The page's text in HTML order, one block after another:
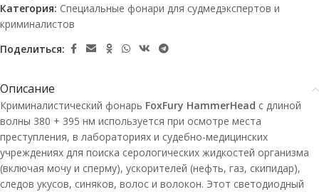
Категория: Специальные фонари для судмедэкспертов и
криминалистов
Поделиться:
Описание
Криминалистический фонарь FoxFury HammerHead с длиной
волны 380 + 395 нм используется при осмотре места
преступления, в лабораториях и судебно-медицинских
учреждениях для поиска серологических жидкостей организма
(включая мочу и сперму), ускорителей (нефть, газ, скипидар),
следов укусов, синяков, волос и волокон. Этот светодиодный